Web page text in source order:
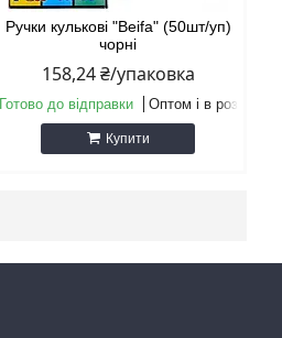
Ручки кулькові "Beifa" (50шт/уп)
чорні
158,24 ₴/упаковка
Готово до відправки Оптом і в роздріб
Купити